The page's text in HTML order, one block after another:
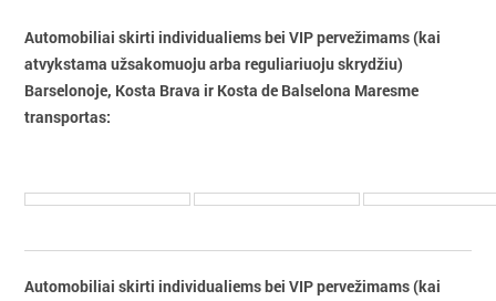
Automobiliai skirti individualiems bei VIP pervežimams (kai
atvykstama užsakomuoju arba reguliariuoju skrydžiu)
Barselonoje, Kosta Brava ir Kosta de Balselona Maresme
transportas:
Automobiliai skirti individualiems bei VIP pervežimams (kai